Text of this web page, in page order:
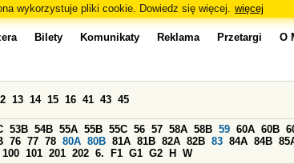
wykorzystuje pliki cookie. Dowiedz się więcej. więcej
Bilety Komunikaty Reklama Przetargi O
13 14 15 16 41 43 45
53B 54B 55A 55B 55C 56 57 58A 58B 59 60A 60B
76 77 78 80A 80B 81A 81B 82A 82B 83 84A 84B
100 101 201 202 6. F1 G1 G2 H W